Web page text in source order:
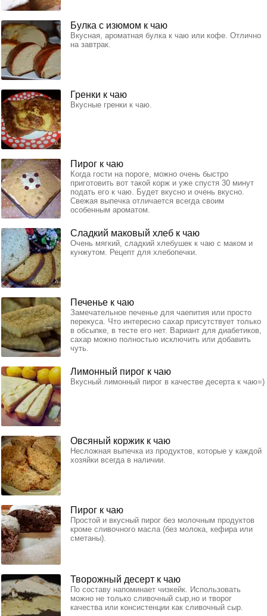
Булка с изюмом к чаю
Вкусная, ароматная булка к чаю или кофе. Отлично
на завтрак.
Гренки к чаю
Вкусные гренки к чаю.
Пирог к чаю
Когда гости на пороге, можно очень быстро
приготовить вот такой корж и уже спустя 30 минут
подать его к чаю. Будет вкусно и очень вкусно.
Свежая выпечка отличается всегда своим
особенным ароматом.
Сладкий маковый хлеб к чаю
Очень мягкий, сладкий хлебушек к чаю с маком и
кунжутом. Рецепт для хлебопечки.
Печенье к чаю
Замечательное печенье для чаепития или просто
перекуса. Что интересно сахар присутствует только
в обсыпке, в тесте его нет. Вариант для диабетиков,
сахар можно полностью исключить или добавить
чуть.
Лимонный пирог к чаю
Вкусный лимонный пирог в качестве десерта к чаю=)
Овсяный коржик к чаю
Несложная выпечка из продуктов, которые у каждой
хозяйки всегда в наличии.
Пирог к чаю
Простой и вкусный пирог без молочным продуктов
кроме сливочного масла (без молока, кефира или
сметаны).
Творожный десерт к чаю
По составу напоминает чизкейк. Использовать
можно не только сливочный сыр,но и творог
качества или консистенции как сливочный сыр.